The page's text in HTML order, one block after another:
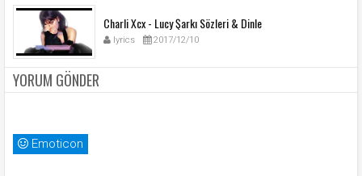
Charli Xcx - Lucy Şarkı Sözleri & Dinle
lyrics 2017/12/10
YORUM GÖNDER
Emoticon